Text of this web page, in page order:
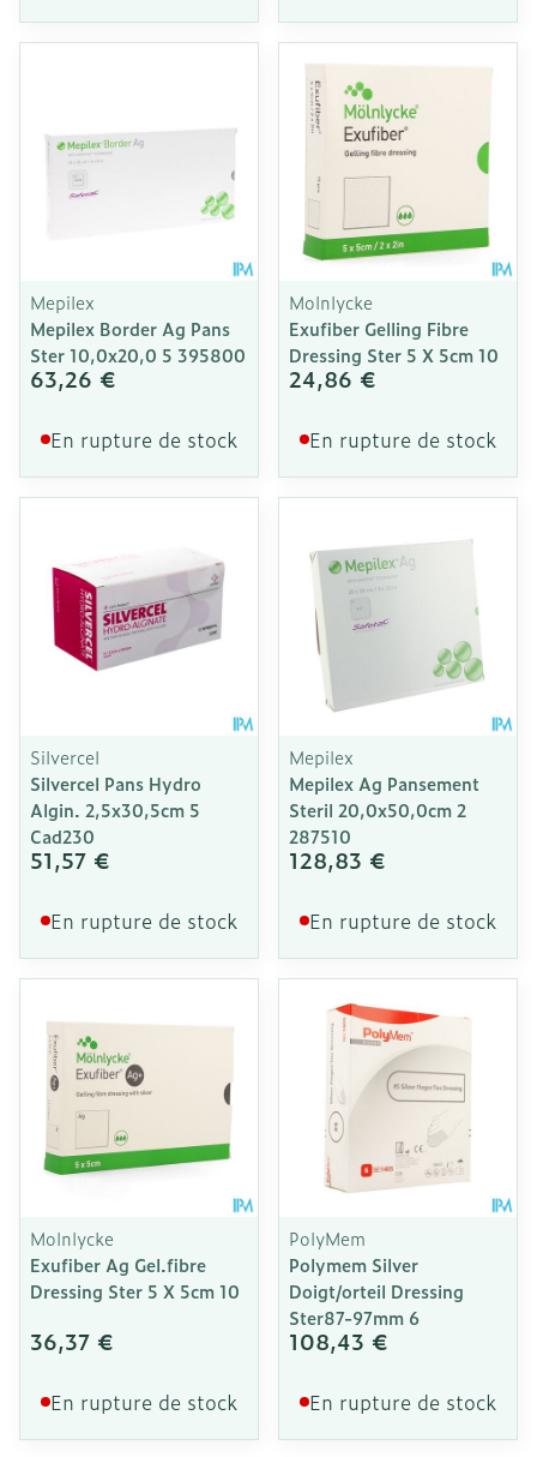
Mepilex
Mepilex Border Ag Pans
Ster 10,0x20,0 5 395800
63,26 €
En rupture de stock
Molnlycke
Exufiber Gelling Fibre
Dressing Ster 5 X 5cm 10
24,86 €
En rupture de stock
Silvercel
Silvercel Pans Hydro
Algin. 2,5x30,5cm 5
Cad230
51,57 €
En rupture de stock
Mepilex
Mepilex Ag Pansement
Steril 20,0x50,0cm 2
287510
128,83 €
En rupture de stock
Molnlycke
Exufiber Ag Gel.fibre
Dressing Ster 5 X 5cm 10
36,37 €
En rupture de stock
PolyMem
Polymem Silver
Doigt/orteil Dressing
Ster87-97mm 6
108,43 €
En rupture de stock